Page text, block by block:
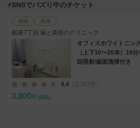
⚡️SNSでバズり中のチケット
新橋 銀座
銀座7丁目 歯と美容のクリニック
オフィスホワイトニン
（上下16〜20本）10分
回照射/歯面清掃付き
4.4 （2,767件）
3,800 円 (税込)